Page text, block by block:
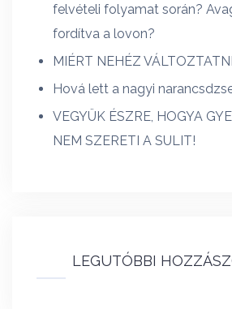
felvételi folyamat során?
fordítva a lovon?
MIÉRT NEHÉZ
Hová lett a nagyi
VEGYÜK ÉSZRE, HOGYA
NEM SZERETI A SULIT!
LEGUTÓBBI